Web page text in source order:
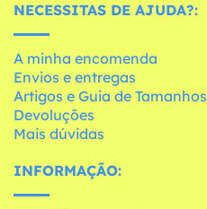
NECESSITAS DE AJUDA?:
A minha encomenda
Envios e entregas
Artigos e Guia de Tamanhos
Devoluções
Mais dúvidas
INFORMAÇÃO: